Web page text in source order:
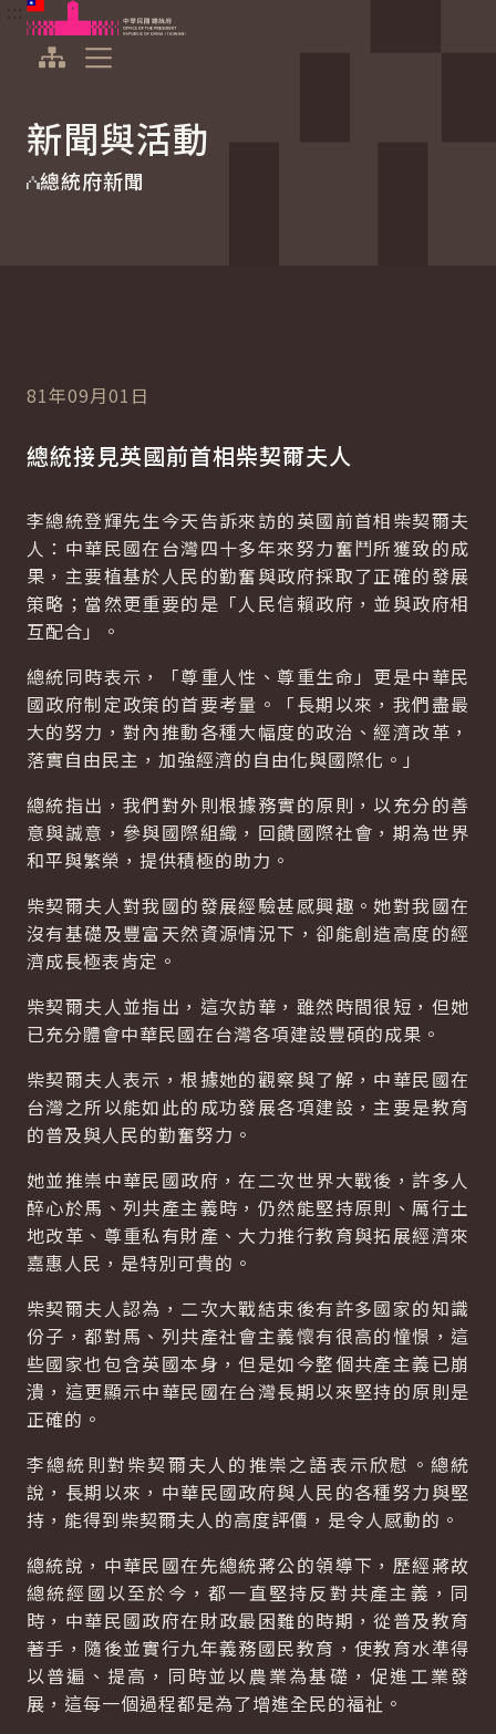
跳到主要內容
中華民國總統府
新聞與活動
總統府新聞
81年09月01日
總統接見英國前首相柴契爾夫人
李總統登輝先生今天告訴來訪的英國前首相柴契爾夫
人：中華民國在台灣四十多年來努力奮鬥所獲致的成
果，主要植基於人民的勤奮與政府採取了正確的發展
策略；當然更重要的是「人民信賴政府，並與政府相
互配合」。
總統同時表示，「尊重人性、尊重生命」更是中華民
國政府制定政策的首要考量。「長期以來，我們盡最
大的努力，對內推動各種大幅度的政治、經濟改革，
落實自由民主，加強經濟的自由化與國際化。」
總統指出，我們對外則根據務實的原則，以充分的善
意與誠意，參與國際組織，回饋國際社會，期為世界
和平與繁榮，提供積極的助力。
柴契爾夫人對我國的發展經驗甚感興趣。她對我國在
沒有基礎及豐富天然資源情況下，卻能創造高度的經
濟成長極表肯定。
柴契爾夫人並指出，這次訪華，雖然時間很短，但她
已充分體會中華民國在台灣各項建設豐碩的成果。
柴契爾夫人表示，根據她的觀察與了解，中華民國在
台灣之所以能如此的成功發展各項建設，主要是教育
的普及與人民的勤奮努力。
她並推崇中華民國政府，在二次世界大戰後，許多人
醉心於馬、列共產主義時，仍然能堅持原則、厲行土
地改革、尊重私有財產、大力推行教育與拓展經濟來
嘉惠人民，是特別可貴的。
柴契爾夫人認為，二次大戰結束後有許多國家的知識
份子，都對馬、列共產社會主義懷有很高的憧憬，這
些國家也包含英國本身，但是如今整個共產主義已崩
潰，這更顯示中華民國在台灣長期以來堅持的原則是
正確的。
李總統則對柴契爾夫人的推崇之語表示欣慰。總統
說，長期以來，中華民國政府與人民的各種努力與堅
持，能得到柴契爾夫人的高度評價，是令人感動的。
總統說，中華民國在先總統蔣公的領導下，歷經蔣故
總統經國以至於今，都一直堅持反對共產主義，同
時，中華民國政府在財政最困難的時期，從普及教育
著手，隨後並實行九年義務國民教育，使教育水準得
以普遍、提高，同時並以農業為基礎，促進工業發
展，這每一個過程都是為了增進全民的福祉。